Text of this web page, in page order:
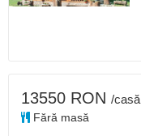
13550 RON /casă
Fără masă